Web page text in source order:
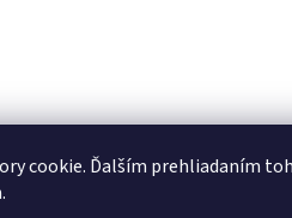
cookie. Ďalším prehliadaním